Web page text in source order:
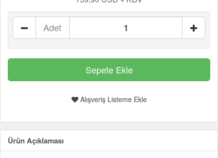
Adet
Alışveriş Listeme Ekle
Ürün Açıklaması